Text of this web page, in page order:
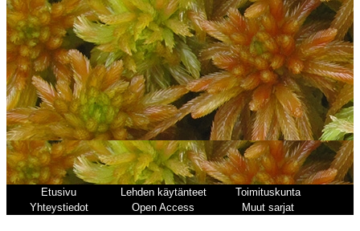
Etusivu Lehden käytänteet
Toimituskunta
Yhteystiedot
Open Access Muut sarjat